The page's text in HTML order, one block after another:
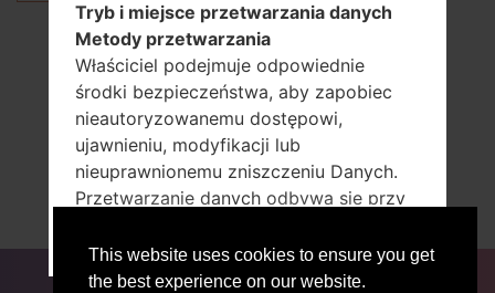
This website uses cookies to ensure you get
the best experience on our website.
Inni modele z tej serii
LG Spirit LTEH440
LG Spirit LTEH440F
LG Spirit LTEH440N
LG Spirit LTEH440V
LG Spirit LTEH440Y
LG Spirit LTEH442F
DLA BLOGERÓW
PORÓWNAJ
Tryb i miejsce przetwarzania danych
Metody przetwarzania
Właściciel podejmuje odpowiednie
środki bezpieczeństwa, aby zapobiec
nieautoryzowanemu dostępowi,
ujawnieniu, modyfikacji lub
nieuprawnionemu zniszczeniu Danych.
Przetwarzanie danych odbywa się przy
zgodnie z procedurami organizacyjnymi
i trybami ściśle powiązanymi z